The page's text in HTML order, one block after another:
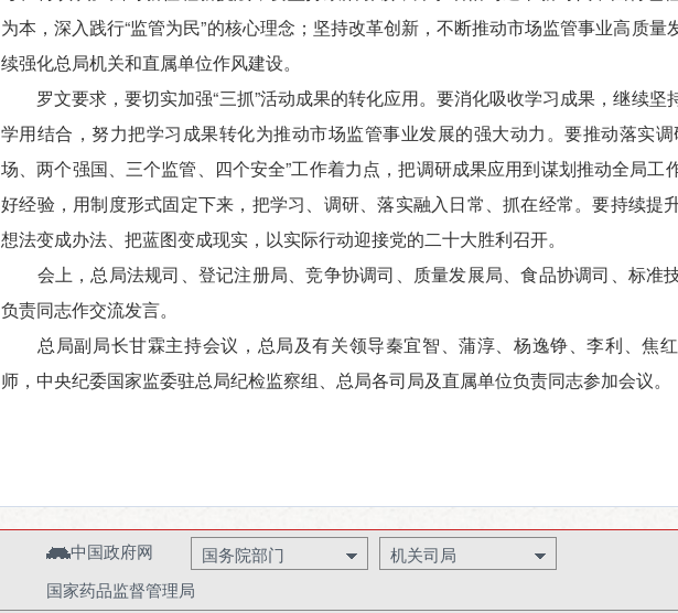
为本，深入践行“监管为民”的核心理念；坚持改革创新，不断推动市场监管事业高质量
续强化总局机关和直属单位作风建设。
罗文要求，要切实加强“三抓”活动成果的转化应用。要消化吸收学习成果，继续坚
学用结合，努力把学习成果转化为推动市场监管事业发展的强大动力。要推动落实
场、两个强国、三个监管、四个安全”工作着力点，把调研成果应用到谋划推动全局工
好经验，用制度形式固定下来，把学习、调研、落实融入日常、抓在经常。要持续提
想法变成办法、把蓝图变成现实，以实际行动迎接党的二十大胜利召开。
会上，总局法规司、登记注册局、竞争协调司、质量发展局、食品协调司、标准
负责同志作交流发言。
总局副局长甘霖主持会议，总局及有关领导秦宜智、蒲淳、杨逸铮、李利、焦
师，中央纪委国家监委驻总局纪检监察组、总局各司局及直属单位负责同志参加会议。
中国政府网 国务院部门
机关司局
国家药品监督管理局